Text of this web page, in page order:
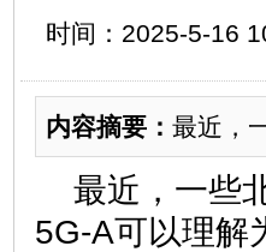
时间：2025-5-16
内容摘要： 最近，
最近，一些
5G-A可以理解